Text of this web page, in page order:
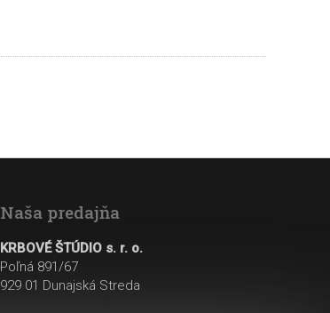
Naša predajňa
KRBOVÉ ŠTÚDIO s. r. o.
Poľná 891/67
929 01 Dunajská Streda